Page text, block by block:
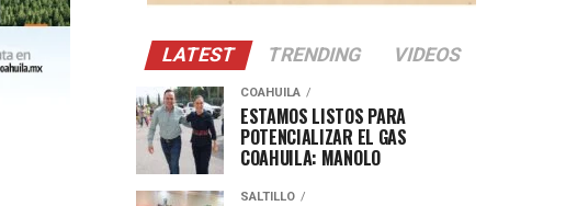
LATEST TRENDING VIDEOS
COAHUILA
ESTAMOS LISTOS PARA
POTENCIALIZAR EL GAS
COAHUILA: MANOLO
SALTILLO